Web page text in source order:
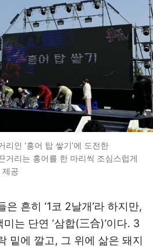
인 ‘홍어 탑 쌓기’에 도전한
거리는 홍어를 한 마리씩 조심스럽게
공
흔히 ‘1코 2날개’라 하지만,
는 단연 ‘삼합(三合)’이다. 3
밑에 깔고, 그 위에 삶은 돼지